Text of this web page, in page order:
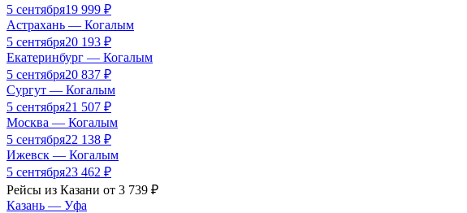
5 сентября19 999 ₽
Астрахань — Когалым
5 сентября20 193 ₽
Екатеринбург — Когалым
5 сентября20 837 ₽
Сургут — Когалым
5 сентября21 507 ₽
Москва — Когалым
5 сентября22 138 ₽
Ижевск — Когалым
5 сентября23 462 ₽
Рейсы из Казани от 3 739 ₽
Казань — Уфа